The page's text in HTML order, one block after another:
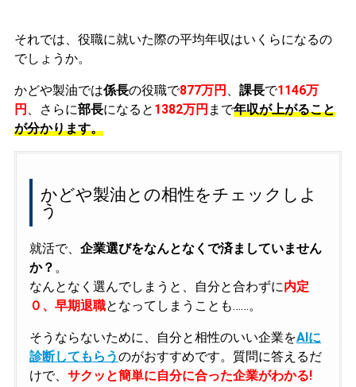
それでは、役職に就いた際の平均年収はいくらになるの
でしょうか。
かどや製油では係長の役職で877万円 課長で1146万
円
、さらに部長になると 1382万円 まで年収が上がること
が分かります。
かどや製油との相性をチェックしよ
う
就活で、 企業選びをなんとなくで済ましていません
か？ 。
なんとなく選んでしまうと、自分と合わずに内定
０、早期退職となってしまうことも……。
そうならないために、自分と相性のいい企業をAIに
診断してもらうのがおすすめです。質問に答えるだ
けで、 サクッと簡単に自分に合った企業がわかる!